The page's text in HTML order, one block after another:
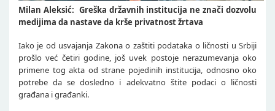
Milan Aleksić: Greška državnih institucija ne znači dozvolu
medijima da nastave da krše privatnost žrtava
Iako je od usvajanja Zakona o zaštiti podataka o ličnosti u Srbiji
prošlo već četiri godine, još uvek postoje nerazumevanja oko
primene tog akta od strane pojedinih institucija, odnosno oko
potrebe da se dosledno i adekvatno štite podaci o ličnosti
građana i građanki.